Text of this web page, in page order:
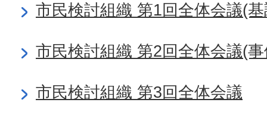
市民検討組織 第1回全体会議(
市民検討組織 第2回全体会議(
市民検討組織 第3回全体会議